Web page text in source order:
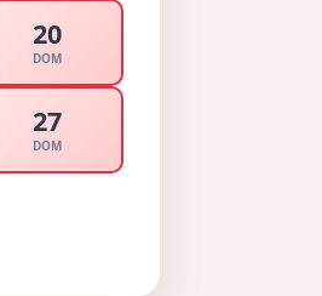
20
DOM
27
DOM